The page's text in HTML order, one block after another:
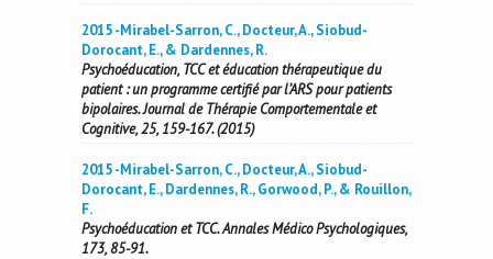
2015 -Mirabel-Sarron, C., Docteur, A., Siobud-
Dorocant, E., & Dardennes, R.
Psychoéducation, TCC et éducation thérapeutique du
patient : un programme certifié par l’ARS pour patients
bipolaires. Journal de Thérapie Comportementale et
Cognitive, 25, 159-167. (2015)
2015 -Mirabel-Sarron, C., Docteur, A., Siobud-
Dorocant, E., Dardennes, R., Gorwood, P., & Rouillon,
F.
Psychoéducation et TCC. Annales Médico Psychologiques,
173, 85-91.